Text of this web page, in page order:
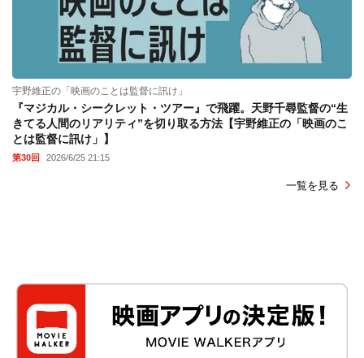
宇野維正の「映画のことは監督に訊け」
『マジカル・シークレット・ツアー』で飛躍。天野千尋監督の“生
きてる人間のリアリティ”を切り取る方法【宇野維正の「映画のこ
とは監督に訊け」】
第30回 2026/6/25 21:15
一覧を見る